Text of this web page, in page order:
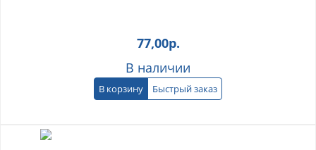
77,00р.
В наличии
В корзину Быстрый заказ